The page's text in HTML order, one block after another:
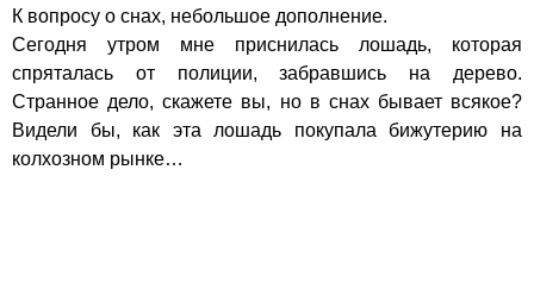
К вопросу о снах, небольшое дополнение.
Сегодня утром мне приснилась лошадь, которая
спряталась от полиции, забравшись на дерево.
Странное дело, скажете вы, но в снах бывает всякое?
Видели бы, как эта лошадь покупала бижутерию на
колхозном рынке…